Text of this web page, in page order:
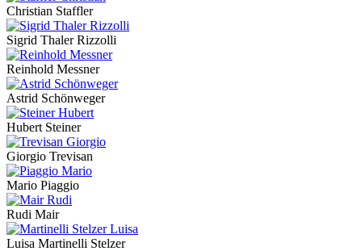
Christian Staffler
Sigrid Thaler Rizzolli
Reinhold Messner
Astrid Schönweger
Hubert Steiner
Giorgio Trevisan
Mario Piaggio
Rudi Mair
Luisa Martinelli Stelzer